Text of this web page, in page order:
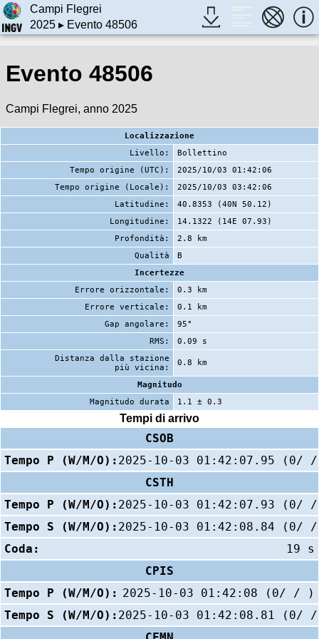
Campi Flegrei
2025▸ Evento 48506
Evento 48506
Campi Flegrei, anno 2025
Localizzazione
Livello:
Bollettino
Tempo origine (UTC):
2025/10/03 01:42:06
Tempo origine (Locale):
2025/10/03 03:42:06
Latitudine:
40.8353 (40N 50.12)
Longitudine:
14.1322 (14E 07.93)
Profondità:
2.8 km
Qualità
B
Incertezze
Errore orizzontale:
0.3 km
Errore verticale:
0.1 km
Gap angolare:
95°
RMS:
0.09 s
Distanza dalla stazione
più vicina:
0.8 km
Magnitudo
Magnitudo durata
1.1 ± 0.3
Tempi di arrivo
CSOB
Tempo P (W/M/O): 2025-10-03 01:42:07.95 (0/
CSTH
Tempo P (W/M/O): 2025-10-03 01:42:07.93 (0/
Tempo S (W/M/O): 2025-10-03 01:42:08.84 (0/
Coda:
19 s
CPIS
Tempo P (W/M/O): 2025-10-03 01:42:08 (0/ / )
Tempo S (W/M/O): 2025-10-03 01:42:08.81 (0/